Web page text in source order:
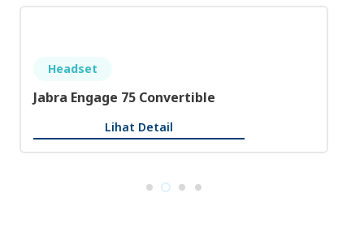
Headset
Poly Voyager 4310 UC
Lihat Detail